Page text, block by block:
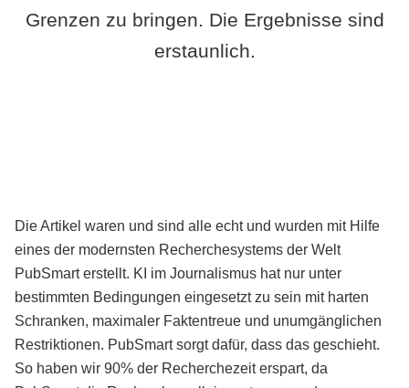
Grenzen zu bringen. Die Ergebnisse sind
erstaunlich.
Die Artikel waren und sind alle echt und wurden mit Hilfe
eines der modernsten Recherchesystems der Welt
PubSmart erstellt. KI im Journalismus hat nur unter
bestimmten Bedingungen eingesetzt zu sein mit harten
Schranken, maximaler Faktentreue und unumgänglichen
Restriktionen. PubSmart sorgt dafür, dass das geschieht.
So haben wir 90% der Recherchezeit erspart, da